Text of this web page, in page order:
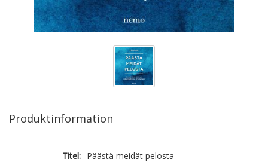
Produktinformation
Titel: Päästä meidät pelosta